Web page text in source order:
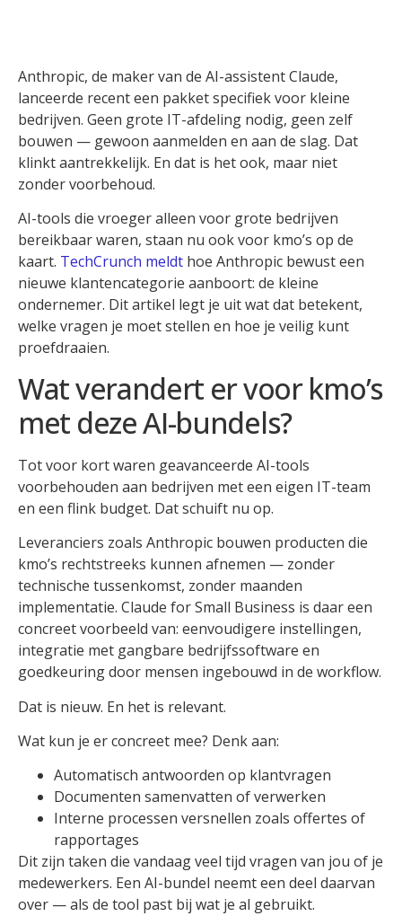
Anthropic, de maker van de AI-assistent Claude,
lanceerde recent een pakket specifiek voor kleine
bedrijven. Geen grote IT-afdeling nodig, geen zelf
bouwen — gewoon aanmelden en aan de slag. Dat
klinkt aantrekkelijk. En dat is het ook, maar niet
zonder voorbehoud.
AI-tools die vroeger alleen voor grote bedrijven
bereikbaar waren, staan nu ook voor kmo’s op de
kaart. TechCrunch meldt hoe Anthropic bewust een
nieuwe klantencategorie aanboort: de kleine
ondernemer. Dit artikel legt je uit wat dat betekent,
welke vragen je moet stellen en hoe je veilig kunt
proefdraaien.
Wat verandert er voor kmo’s
met deze AI-bundels?
Tot voor kort waren geavanceerde AI-tools
voorbehouden aan bedrijven met een eigen IT-team
en een flink budget. Dat schuift nu op.
Leveranciers zoals Anthropic bouwen producten die
kmo’s rechtstreeks kunnen afnemen — zonder
technische tussenkomst, zonder maanden
implementatie. Claude for Small Business is daar een
concreet voorbeeld van: eenvoudigere instellingen,
integratie met gangbare bedrijfssoftware en
goedkeuring door mensen ingebouwd in de workflow.
Dat is nieuw. En het is relevant.
Wat kun je er concreet mee? Denk aan:
Automatisch antwoorden op klantvragen
Documenten samenvatten of verwerken
Interne processen versnellen zoals offertes of
rapportages
Dit zijn taken die vandaag veel tijd vragen van jou of je
medewerkers. Een AI-bundel neemt een deel daarvan
over — als de tool past bij wat je al gebruikt.